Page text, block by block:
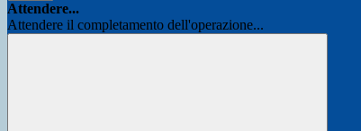
Attendere...
Attendere il completamento dell'operazione...